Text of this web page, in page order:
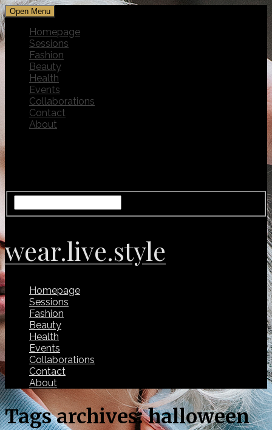
Open Menu
Homepage
Sessions
Fashion
Beauty
Health
Events
Collaborations
Contact
About
wear.live.style
Homepage
Sessions
Fashion
Beauty
Health
Events
Collaborations
Contact
About
Tags archives: halloween